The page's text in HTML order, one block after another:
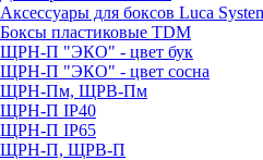
Аксессуары для боксов Luca
Боксы пластиковые TDM
ЩРН-П "ЭКО" - цвет бук
ЩРН-П "ЭКО" - цвет сосна
ЩРН-Пм, ЩРВ-Пм
ЩРН-П IP40
ЩРН-П IP65
ЩРН-П, ЩРВ-П